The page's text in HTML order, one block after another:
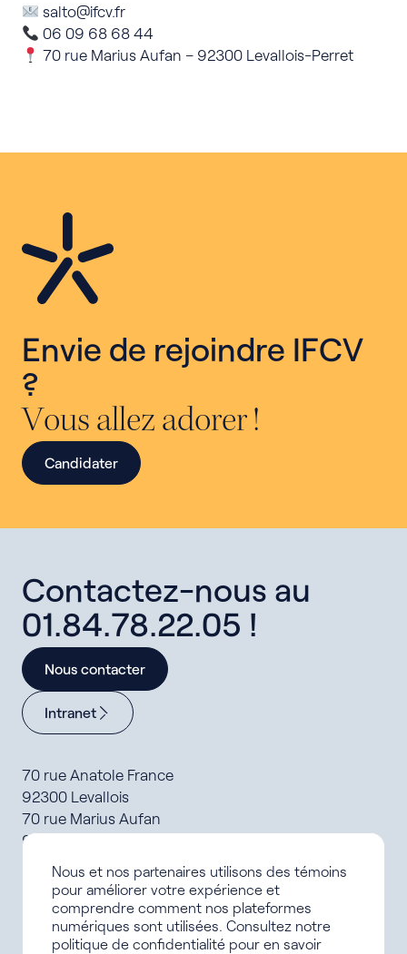
Nous et nos partenaires utilisons des témoins
pour améliorer votre expérience et
comprendre comment nos plateformes
numériques sont utilisées. Consultez notre
politique de confidentialité pour en savoir
salto@ifcv.fr
06 09 68 68 44
70 rue Marius Aufan – 92300 Levallois-Perret
Envie de rejoindre IFCV
?
Vous allez adorer !
Candidater
Contactez-nous au
01.84.78.22.05 !
Nous contacter
Intranet
70 rue Anatole France
92300 Levallois
70 rue Marius Aufan
92300 Levallois
Formations
Offres d’alternance
Le campus
Carrière IFCV